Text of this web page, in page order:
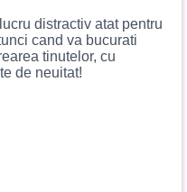
distractiv atat pentru
cand va bucurati
tinutelor, cu
de neuitat!